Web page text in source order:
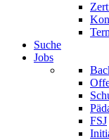
Suche
Jobs
FSJ